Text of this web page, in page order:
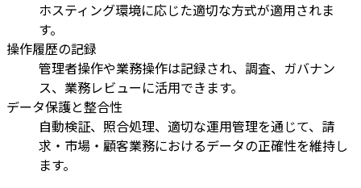
ホスティング環境に応じた適切な方式が適用されま
す。
操作履歴の記録
管理者操作や業務操作は記録され、調査、ガバナン
ス、業務レビューに活用できます。
データ保護と整合性
自動検証、照合処理、適切な運用管理を通じて、請
求・市場・顧客業務におけるデータの正確性を維持し
ます。